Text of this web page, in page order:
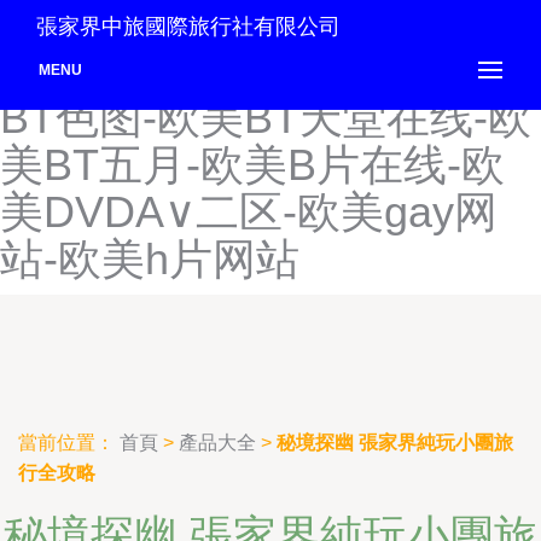
欧美A在线观看网址-欧美a
在线做爱-欧美bt日本-欧美
BT色图-欧美BT天堂在线-欧
美BT五月-欧美B片在线-欧
美DVDA∨二区-欧美gay网
站-欧美h片网站
張家界中旅國際旅行社有限公司
MENU
當前位置： 首頁 > 產品大全 > 秘境探幽 張家界純玩小團旅
行全攻略